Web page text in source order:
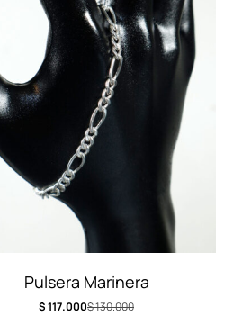
Pulsera Marinera
$130.000
$117.000